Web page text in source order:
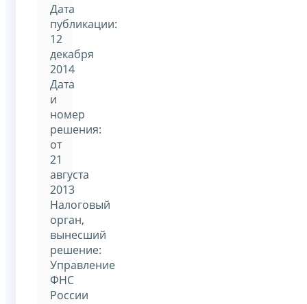
Дата
публикации:
12
декабря
2014
Дата
и
номер
решения:
от
21
августа
2013
Налоговый
орган,
вынесший
решение:
Управление
ФНС
России